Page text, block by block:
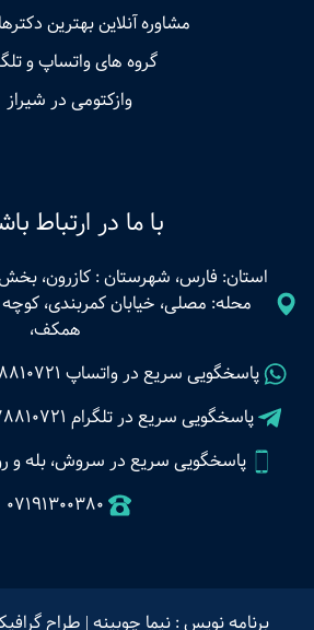
مشاوره آنلاین بهترین
گروه های واتساپ و
وازکتومی در شیراز
با ما در ارتباط
استان: فارس، شهرستان : کازرون،
همکف،
پاسخگویی سریع در واتساپ
پاسخگویی سریع در تلگرام
پاسخگویی سریع در سروش، بله و روبیکا
07191300380
برنامه نویس : نیما چوبینه | طراح